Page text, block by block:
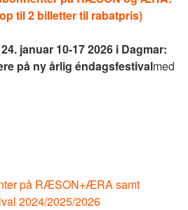
til 2 billetter til rabatpris)
januar 10-17 2026 i Dagmar:
på ny årlig éndagsfestivalmed
på RÆSON+ÆRA samt
2024/2025/2026